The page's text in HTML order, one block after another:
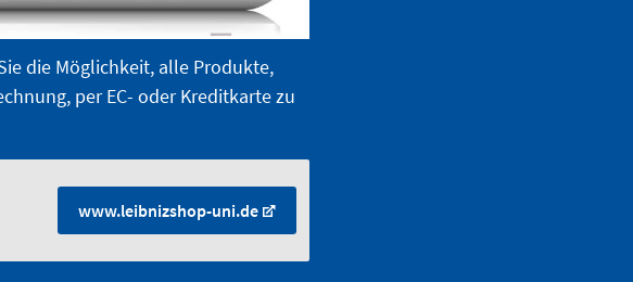
die Möglichkeit, alle Produkte,
per EC- oder Kreditkarte zu
www.leibnizshop-uni.de